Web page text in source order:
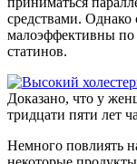
средствами. Однако
малоэффективны по
статинов.
Доказано, что у
тридцати пяти лет
Немного повлиять